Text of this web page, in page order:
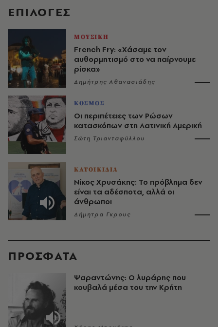
EΠΙΛΟΓΈΣ
ΜΟΥΣΙΚΗ
French Fry: «Χάσαμε τον
αυθορμητισμό στο να παίρνουμε
ρίσκα»
Δημήτρης Αθανασιάδης
ΚΟΣΜΟΣ
Οι περιπέτειες των Ρώσων
κατασκόπων στη Λατινική Αμερική
Σώτη Τριανταφύλλου
ΚΑΤΟΙΚΙΔΙΑ
Νίκος Χρυσάκης: Το πρόβλημα δεν
είναι τα αδέσποτα, αλλά οι
άνθρωποι
Δήμητρα Γκρους
ΠΡΟΣΦΑΤΑ
Ψαραντώνης: Ο λυράρης που
κουβαλά μέσα του την Κρήτη